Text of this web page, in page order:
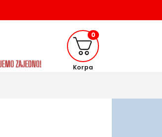
0
Korpa